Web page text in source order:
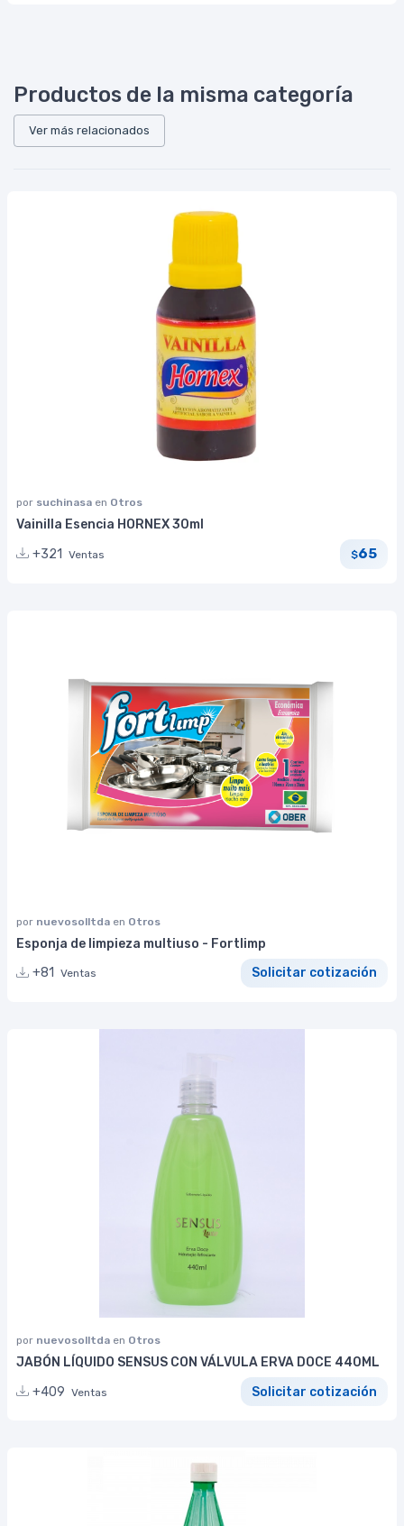
Productos de la misma categoría
Ver más relacionados
por suchinasa en Otros
Vainilla Esencia HORNEX 30ml
+321
Ventas $65
por nuevosolltda en Otros
Esponja de limpieza multiuso - Fortlimp
+81
Ventas Solicitar cotización
por nuevosolltda en Otros
JABÓN LÍQUIDO SENSUS CON VÁLVULA ERVA DOCE 440ML
+409 Ventas Solicitar cotización